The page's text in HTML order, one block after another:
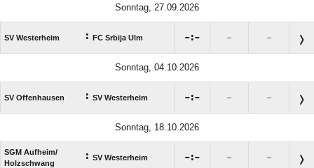
Sonntag, 27.09.2026
SV Westerheim : FC Srbija Ulm : – –
Sonntag, 04.10.2026
SV Offenhausen : SV Westerheim : – –
Sonntag, 18.10.2026
SGM Aufheim/​
Holzschwang
: SV Westerheim : – –